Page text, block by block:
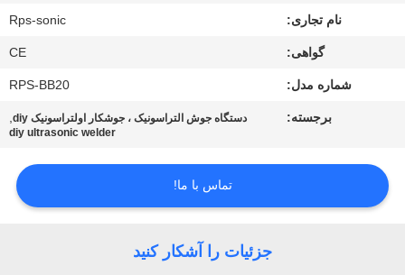
تماس
اخبار
نام تجاری: Rps-sonic
گواهی: CE
شماره مدل: RPS-BB20
برجسته: دستگاه جوش التراسونیک ، جوشکار اولتراسونیک diy ,
diy ultrasonic welder
تماس با ما!
جزئیات را آشکار کنید